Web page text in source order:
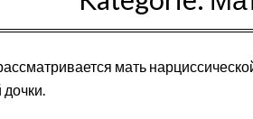
мать
дочки.